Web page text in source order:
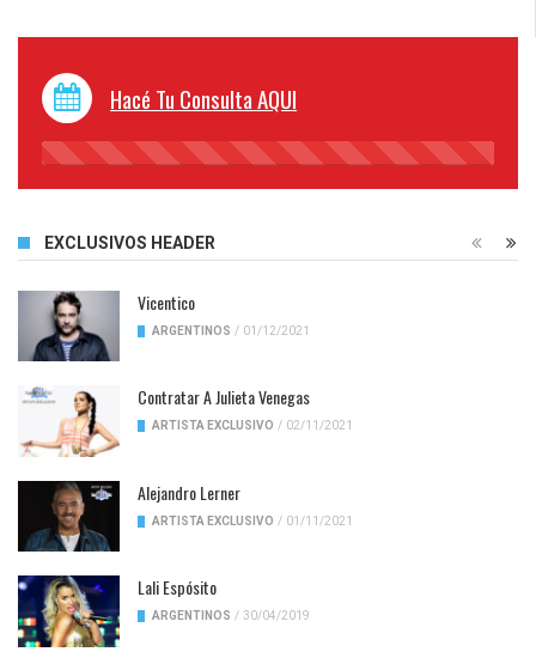
Hacé Tu Consulta AQUI
45%
EXCLUSIVOS HEADER
Vicentico
ARGENTINOS / 01/12/2021
Contratar A Julieta Venegas
ARTISTA EXCLUSIVO / 02/11/2021
Alejandro Lerner
ARTISTA EXCLUSIVO / 01/11/2021
Lali Espósito
ARGENTINOS / 30/04/2019